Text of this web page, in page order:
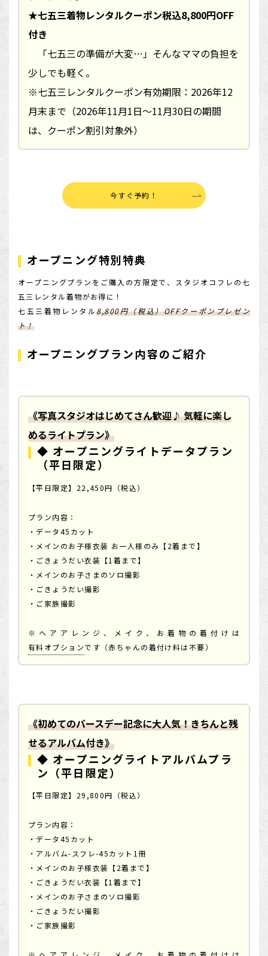
★七五三着物レンタルクーポン税込8,800円OFF
付き
「七五三の準備が大変…」そんなママの負担を
少しでも軽く。
※七五三レンタルクーポン有効期限：2026年12
月末まで（2026年11月1日～11月30日の期間
は、クーポン割引対象外）
今すぐ予約！
オープニング特別特典
オープニングプランをご購入の方限定で、スタジオコフレの七
五三レンタル着物がお得に！
七五三着物レンタル8,800円（税込）OFFクーポンプレゼン
ト！
オープニングプラン内容のご紹介
《写真スタジオはじめてさん歓迎♪ 気軽に楽し
めるライトプラン》
◆ オープニングライトデータプラン
（平日限定）
【平日限定】22,450円（税込）
プラン内容：
・データ45カット
・メインのお子様衣装 お一人様のみ【2着まで】
・ごきょうだい衣装【1着まで】
・メインのお子さまのソロ撮影
・ごきょうだい撮影
・ご家族撮影
※ヘアアレンジ、メイク、お着物の着付けは
有料オプションです（赤ちゃんの着付け料は不要）
《初めてのバースデー記念に大人気！きちんと残
せるアルバム付き》
◆ オープニングライトアルバムプラ
ン（平日限定）
【平日限定】29,800円（税込）
プラン内容：
・データ45カット
・アルバム-スフレ-45カット1冊
・メインのお子様衣装【2着まで】
・ごきょうだい衣装【1着まで】
・メインのお子さまのソロ撮影
・ごきょうだい撮影
・ご家族撮影